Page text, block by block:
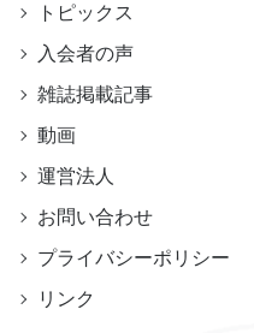
トピックス
入会者の声
雑誌掲載記事
動画
運営法人
お問い合わせ
プライバシーポリシー
リンク